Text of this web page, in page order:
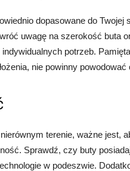
dopasowane do Twojej
uwagę na szerokość buta
potrzeb.
nie powinny
terenie, ważne jest,
Sprawdź, czy buty
w podeszwie.